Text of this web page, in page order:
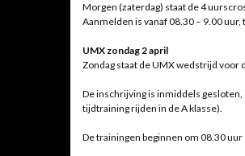
Morgen (zaterdag) staat de 4
Aanmelden is vanaf 08.30 – 9.00
UMX zondag 2 april
Zondag staat de UMX wedstrijd voor
De inschrijving is inmiddels gesloten,
tijdtraining rijden in de A klasse).
De trainingen beginnen om 08.30